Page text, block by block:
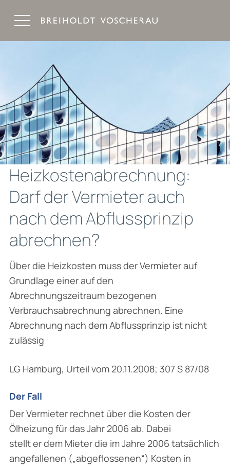
Heizkostenabrechnung:
Darf der Vermieter auch
nach dem Abflussprinzip
abrechnen?
Über die Heizkosten muss der Vermieter auf
Grundlage einer auf den
Abrechnungszeitraum bezogenen
Verbrauchsabrechnung abrechnen. Eine
Abrechnung nach dem Abflussprinzip ist nicht
zulässig
LG Hamburg, Urteil vom 20.11.2008; 307 S 87/08
Der Fall
Der Vermieter rechnet über die Kosten der
Ölheizung für das Jahr 2006 ab. Dabei
stellt er dem Mieter die im Jahre 2006 tatsächlich
angefallenen („abgeflossenen“) Kosten in